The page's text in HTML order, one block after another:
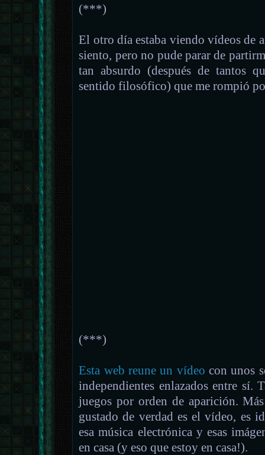
(***)
El otro día estaba viendo vídeos de
siento, pero no pude parar de
tan absurdo (después de tantos
sentido filosófico) que me rompió
(***)
Esta web reune un vídeo con unos
independientes enlazados entre sí.
juegos por orden de aparición.
gustado de verdad es el vídeo, es
esa música electrónica y esas
en casa (y eso que estoy en casa!).